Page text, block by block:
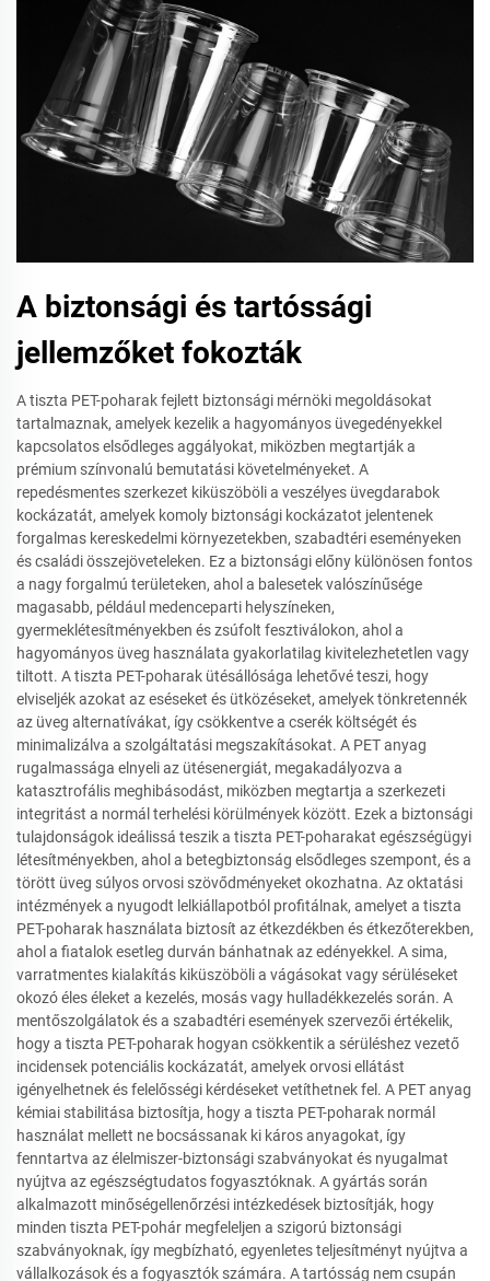
A biztonsági és tartóssági
jellemzőket fokozták
A tiszta PET-poharak fejlett biztonsági mérnöki megoldásokat
tartalmaznak, amelyek kezelik a hagyományos üvegedényekkel
kapcsolatos elsődleges aggályokat, miközben megtartják a
prémium színvonalú bemutatási követelményeket. A
repedésmentes szerkezet kiküszöböli a veszélyes üvegdarabok
kockázatát, amelyek komoly biztonsági kockázatot jelentenek
forgalmas kereskedelmi környezetekben, szabadtéri eseményeken
és családi összejöveteleken. Ez a biztonsági előny különösen fontos
a nagy forgalmú területeken, ahol a balesetek valószínűsége
magasabb, például medenceparti helyszíneken,
gyermeklétesítményekben és zsúfolt fesztiválokon, ahol a
hagyományos üveg használata gyakorlatilag kivitelezhetetlen vagy
tiltott. A tiszta PET-poharak ütésállósága lehetővé teszi, hogy
elviseljék azokat az eséseket és ütközéseket, amelyek tönkretennék
az üveg alternatívákat, így csökkentve a cserék költségét és
minimalizálva a szolgáltatási megszakításokat. A PET anyag
rugalmassága elnyeli az ütésenergiát, megakadályozva a
katasztrofális meghibásodást, miközben megtartja a szerkezeti
integritást a normál terhelési körülmények között. Ezek a biztonsági
tulajdonságok ideálissá teszik a tiszta PET-poharakat egészségügyi
létesítményekben, ahol a betegbiztonság elsődleges szempont, és a
törött üveg súlyos orvosi szövődményeket okozhatna. Az oktatási
intézmények a nyugodt lelkiállapotból profitálnak, amelyet a tiszta
PET-poharak használata biztosít az étkezdékben és étkezőterekben,
ahol a fiatalok esetleg durván bánhatnak az edényekkel. A sima,
varratmentes kialakítás kiküszöböli a vágásokat vagy sérüléseket
okozó éles éleket a kezelés, mosás vagy hulladékkezelés során. A
mentőszolgálatok és a szabadtéri események szervezői értékelik,
hogy a tiszta PET-poharak hogyan csökkentik a sérüléshez vezető
incidensek potenciális kockázatát, amelyek orvosi ellátást
igényelhetnek és felelősségi kérdéseket vetíthetnek fel. A PET anyag
kémiai stabilitása biztosítja, hogy a tiszta PET-poharak normál
használat mellett ne bocsássanak ki káros anyagokat, így
fenntartva az élelmiszer-biztonsági szabványokat és nyugalmat
nyújtva az egészségtudatos fogyasztóknak. A gyártás során
alkalmazott minőségellenőrzési intézkedések biztosítják, hogy
minden tiszta PET-pohár megfeleljen a szigorú biztonsági
szabványoknak, így megbízható, egyenletes teljesítményt nyújtva a
vállalkozások és a fogyasztók számára. A tartósság nem csupán